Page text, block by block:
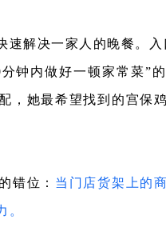
解决一家人的晚餐。入
钟内做好一顿家常菜”
，她最希望找到的宫保
错位： 当门店货架上的
。